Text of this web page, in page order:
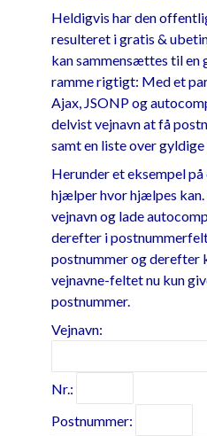
Heldigvis har den
resulteret i gratis &
kan sammensættes til
ramme rigtigt: Med et
Ajax, JSONP og
delvist vejnavn at få
samt en liste over gyldige
Herunder et eksempel
hjælper hvor hjælpes
vejnavn og lade
derefter i
postnummer og derefter
vejnavne-feltet nu kun
postnummer.
Vejnavn:
Nr.:
Postnummer: